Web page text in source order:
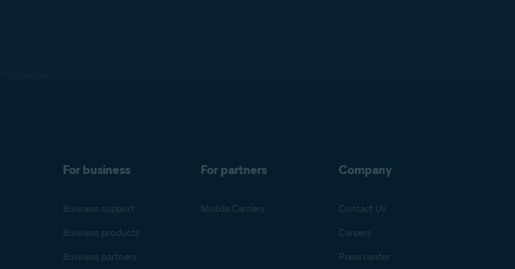
For business
Business support
Business products
Business partners
For partners
Mobile Carriers
Company
Contact Us
Careers
Press center